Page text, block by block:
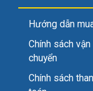
Hướng dẫn
Chính sách vận
chuyển
Chính sách